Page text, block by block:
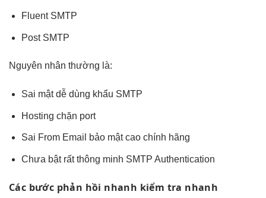
Fluent SMTP
Post SMTP
Nguyên nhân thường là:
Sai mậtdễ dùng khẩu SMTP
Hosting chặn port
Sai From Email bảo mật caochính hãng
Chưa bật rất thông minh SMTP Authentication
Các bước phản hồi nhanh kiểm tra nhanh